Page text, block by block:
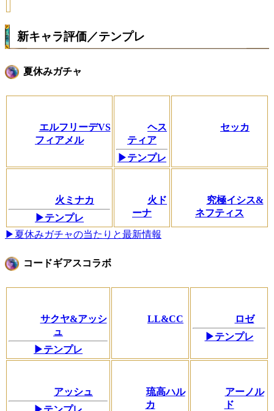
新キャラ評価／テンプレ
夏休みガチャ
エルフリーデVS
フィアメル
ヘス
ティア
▶テンプレ
セッカ
火ミナカ
▶テンプレ
火ド
ーナ
究極イシス&
ネフティス
▶夏休みガチャの当たりと最新情報
コードギアスコラボ
サクヤ&アッシ
ュ
▶テンプレ
LL&CC
ロゼ
▶テンプレ
アッシュ
琉高ハル
カ
アーノル
ド